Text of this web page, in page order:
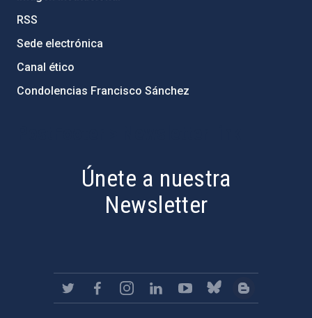
RSS
Sede electrónica
Canal ético
Condolencias Francisco Sánchez
Únete a nuestra
Newsletter